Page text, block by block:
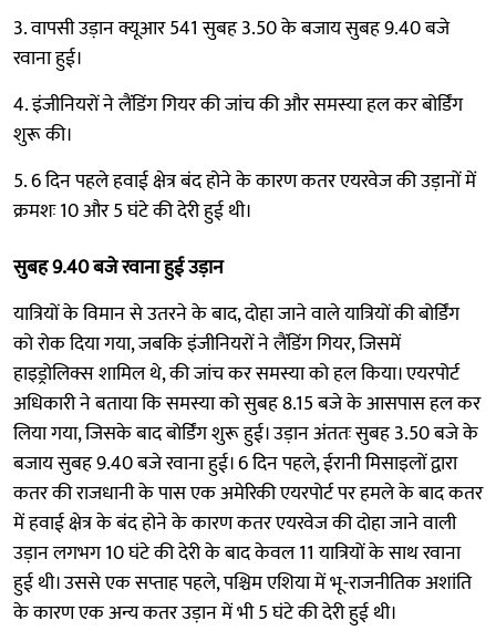
3. वापसी उड़ान क्यूआर 541 सुबह 3.50 के बजाय सुबह 9.40 बजे
रवाना हुई।
4. इंजीनियरों ने लैंडिंग गियर की जांच की और समस्या हल कर बोर्डिंग
शुरू की।
5. 6 दिन पहले हवाई क्षेत्र बंद होने के कारण कतर एयरवेज की उड़ानों में
क्रमशः 10 और 5 घंटे की देरी हुई थी।
सुबह 9.40 बजे रवाना हुई उड़ान
यात्रियों के विमान से उतरने के बाद, दोहा जाने वाले यात्रियों की बोर्डिंग
को रोक दिया गया, जबकि इंजीनियरों ने लैंडिंग गियर, जिसमें
हाइड्रोलिक्स शामिल थे, की जांच कर समस्या को हल किया। एयरपोर्ट
अधिकारी ने बताया कि समस्या को सुबह 8.15 बजे के आसपास हल कर
लिया गया, जिसके बाद बोर्डिंग शुरू हुई। उड़ान अंततः सुबह 3.50 बजे के
बजाय सुबह 9.40 बजे रवाना हुई। 6 दिन पहले, ईरानी मिसाइलों द्वारा
कतर की राजधानी के पास एक अमेरिकी एयरपोर्ट पर हमले के बाद कतर
में हवाई क्षेत्र के बंद होने के कारण कतर एयरवेज की दोहा जाने वाली
उड़ान लगभग 10 घंटे की देरी के बाद केवल 11 यात्रियों के साथ रवाना
हुई थी। उससे एक सप्ताह पहले, पश्चिम एशिया में भू-राजनीतिक अशांति
के कारण एक अन्य कतर उड़ान में भी 5 घंटे की देरी हुई थी।